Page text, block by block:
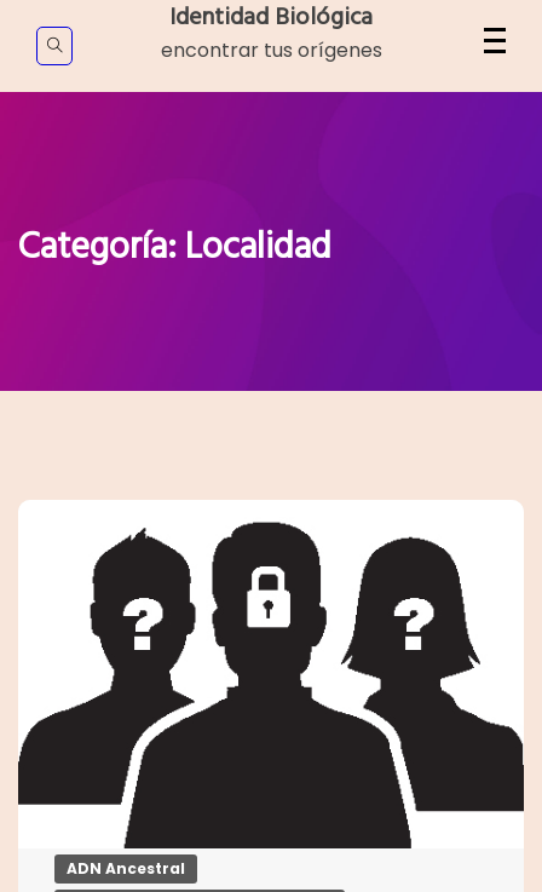
content
Identidad Biológica
encontrar tus orígenes
Categoría:Localidad
ADN Ancestral